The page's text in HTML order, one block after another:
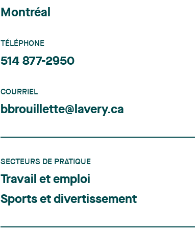
Montréal
TÉLÉPHONE
514 877-2950
COURRIEL
bbrouillette@lavery.ca
SECTEURS DE PRATIQUE
Travail et emploi
Sports et divertissement